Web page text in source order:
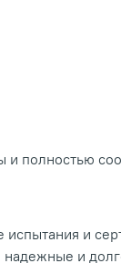
полностью
испытания и
надежные и